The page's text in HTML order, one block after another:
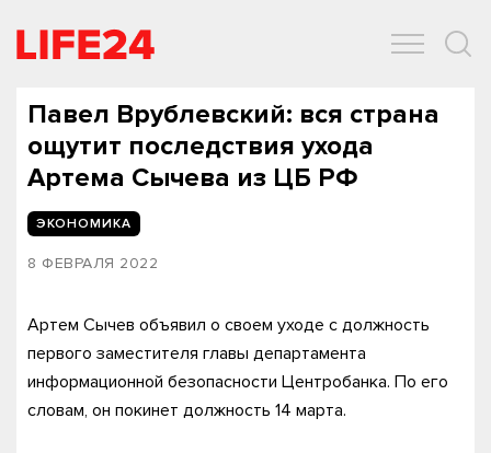
Павел Врублевский: вся страна
ощутит последствия ухода
Артема Сычева из ЦБ РФ
ЭКОНОМИКА
8 ФЕВРАЛЯ 2022
Артем Сычев объявил о своем уходе с должность
первого заместителя главы департамента
информационной безопасности Центробанка. По его
словам, он покинет должность 14 марта.